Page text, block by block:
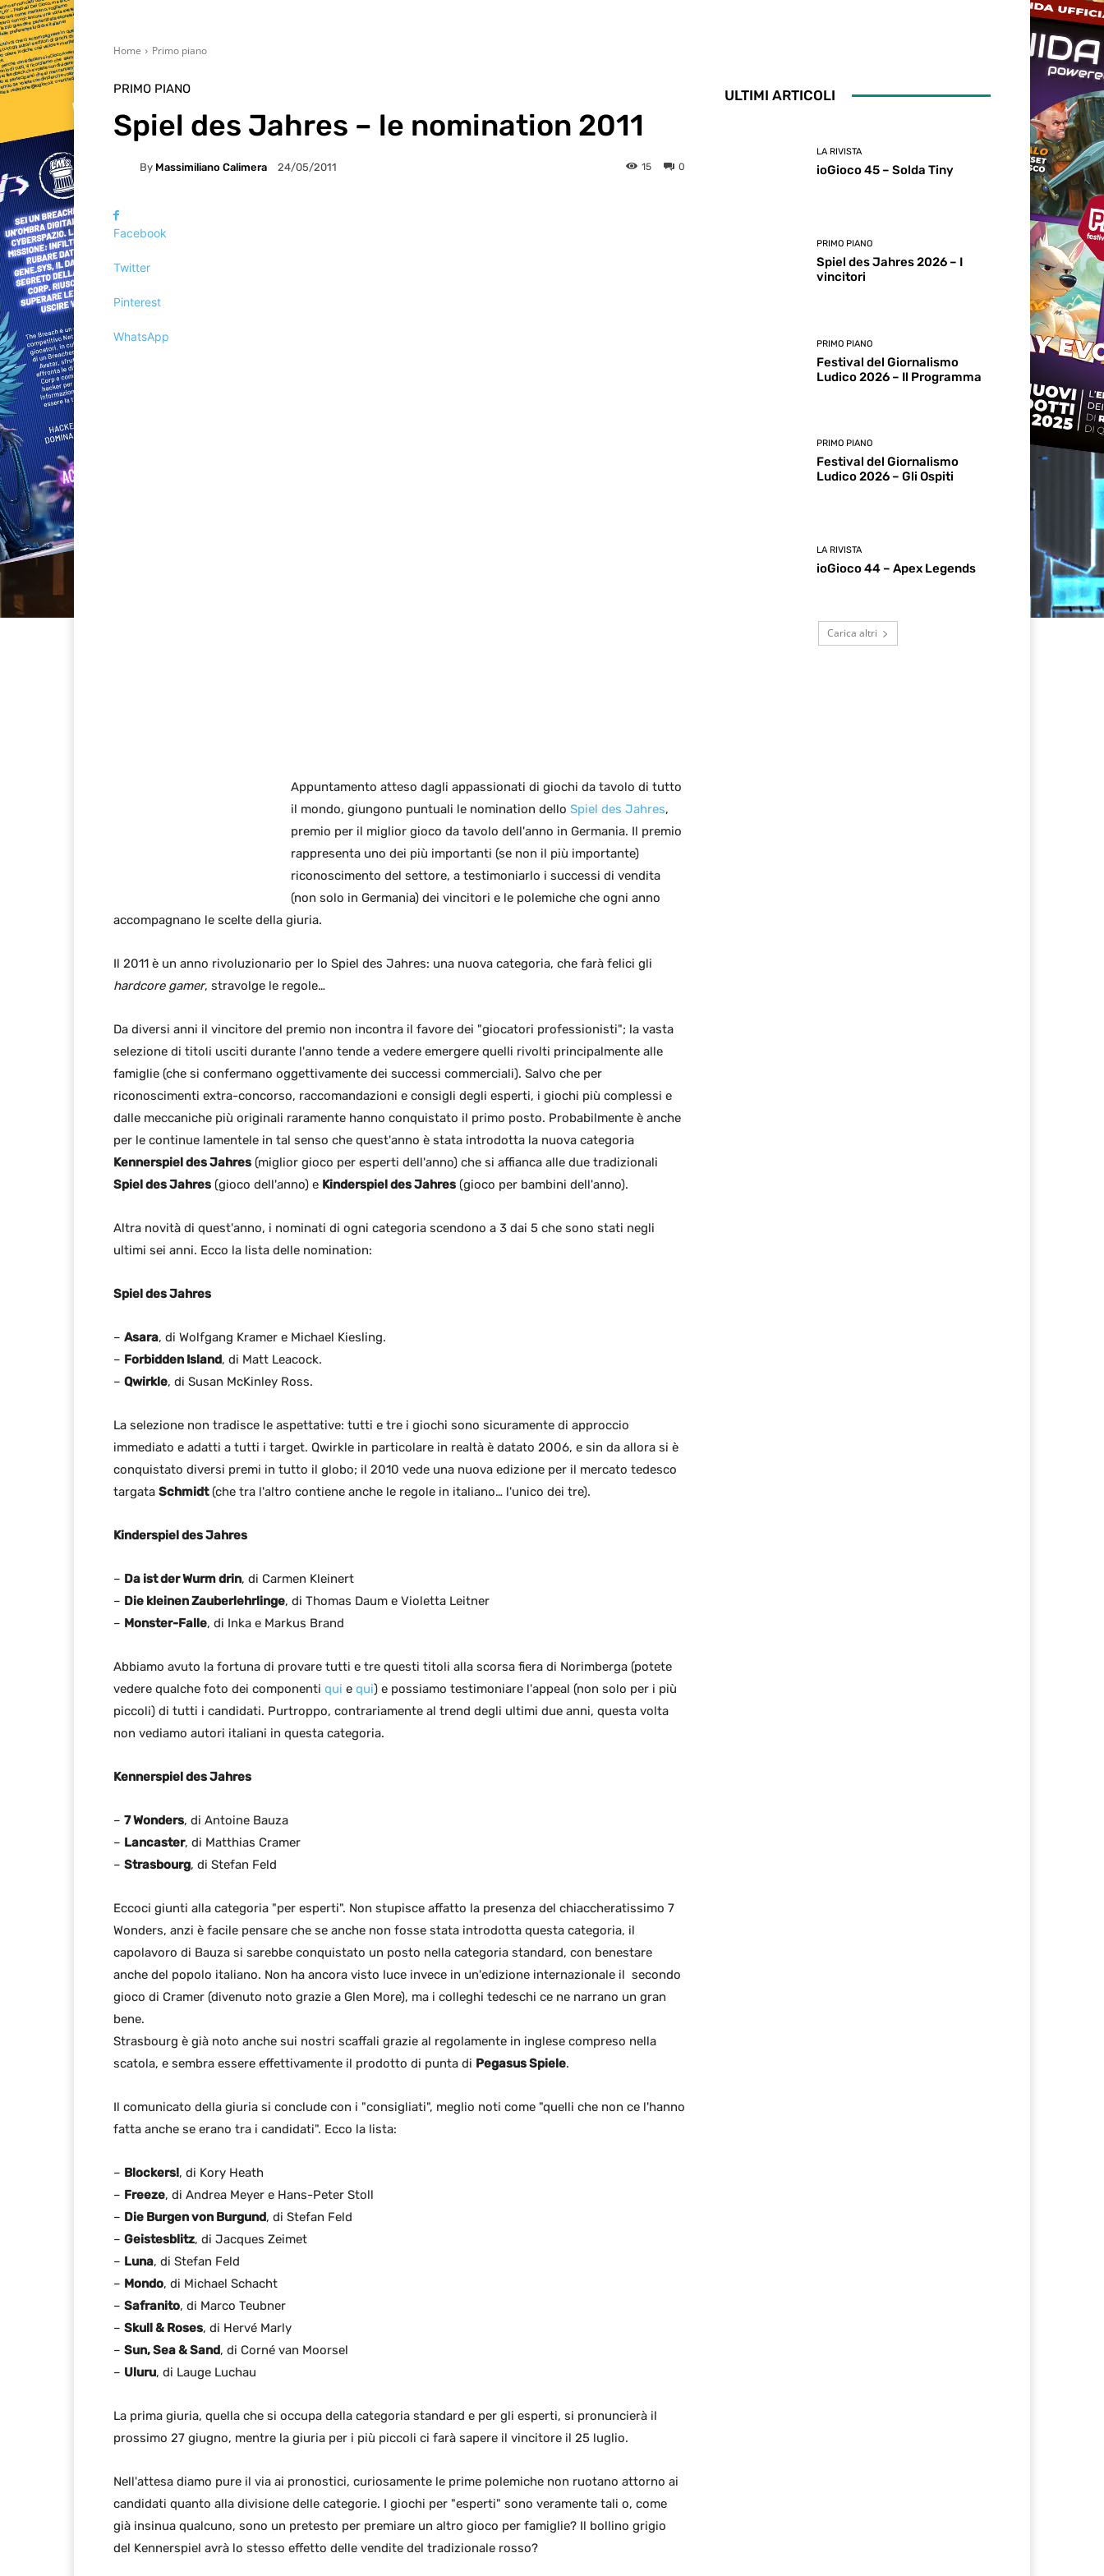
Home Primo piano
PRIMO PIANO
Spiel des Jahres – le nomination 2011
By Massimiliano Calimera 24/05/2011 0
15
Facebook
Twitter
Pinterest
WhatsApp
Appuntamento atteso dagli appassionati di giochi da tavolo di tutto
il mondo, giungono puntuali le nomination dello Spiel des Jahres,
premio per il miglior gioco da tavolo dell'anno in Germania. Il premio
rappresenta uno dei più importanti (se non il più importante)
riconoscimento del settore, a testimoniarlo i successi di vendita
(non solo in Germania) dei vincitori e le polemiche che ogni anno
accompagnano le scelte della giuria.
Il 2011 è un anno rivoluzionario per lo Spiel des Jahres: una nuova categoria, che farà felici gli
hardcore gamer, stravolge le regole…
Da diversi anni il vincitore del premio non incontra il favore dei "giocatori professionisti"; la vasta
selezione di titoli usciti durante l'anno tende a vedere emergere quelli rivolti principalmente alle
famiglie (che si confermano oggettivamente dei successi commerciali). Salvo che per
riconoscimenti extra-concorso, raccomandazioni e consigli degli esperti, i giochi più complessi e
dalle meccaniche più originali raramente hanno conquistato il primo posto. Probabilmente è anche
per le continue lamentele in tal senso che quest'anno è stata introdotta la nuova categoria
Kennerspiel des Jahres (miglior gioco per esperti dell'anno) che si affianca alle due tradizionali
Spiel des Jahres (gioco dell'anno) e Kinderspiel des Jahres (gioco per bambini dell'anno).
Altra novità di quest'anno, i nominati di ogni categoria scendono a 3 dai 5 che sono stati negli
ultimi sei anni. Ecco la lista delle nomination:
Spiel des Jahres
– Asara, di Wolfgang Kramer e Michael Kiesling.
– Forbidden Island, di Matt Leacock.
– Qwirkle, di Susan McKinley Ross.
La selezione non tradisce le aspettative: tutti e tre i giochi sono sicuramente di approccio
immediato e adatti a tutti i target. Qwirkle in particolare in realtà è datato 2006, e sin da allora si è
conquistato diversi premi in tutto il globo; il 2010 vede una nuova edizione per il mercato tedesco
targata Schmidt(che tra l'altro contiene anche le regole in italiano… l'unico dei tre).
Kinderspiel des Jahres
– Da ist der Wurm drin, di Carmen Kleinert
– Die kleinen Zauberlehrlinge, di Thomas Daum e Violetta Leitner
– Monster-Falle, di Inka e Markus Brand
Abbiamo avuto la fortuna di provare tutti e tre questi titoli alla scorsa fiera di Norimberga (potete
vedere qualche foto dei componenti qui e qui) e possiamo testimoniare l'appeal (non solo per i più
piccoli) di tutti i candidati. Purtroppo, contrariamente al trend degli ultimi due anni, questa volta
non vediamo autori italiani in questa categoria.
Kennerspiel des Jahres
– 7 Wonders, di Antoine Bauza
– Lancaster, di Matthias Cramer
– Strasbourg, di Stefan Feld
Eccoci giunti alla categoria "per esperti". Non stupisce affatto la presenza del chiaccheratissimo 7
Wonders, anzi è facile pensare che se anche non fosse stata introdotta questa categoria, il
capolavoro di Bauza si sarebbe conquistato un posto nella categoria standard, con benestare
anche del popolo italiano. Non ha ancora visto luce invece in un'edizione internazionale il secondo
gioco di Cramer (divenuto noto grazie a Glen More), ma i colleghi tedeschi ce ne narrano un gran
bene.
Strasbourg è già noto anche sui nostri scaffali grazie al regolamente in inglese compreso nella
scatola, e sembra essere effettivamente il prodotto di punta di Pegasus Spiele.
Il comunicato della giuria si conclude con i "consigliati", meglio noti come "quelli che non ce l'hanno
fatta anche se erano tra i candidati". Ecco la lista:
– Blockers!, di Kory Heath
– Freeze, di Andrea Meyer e Hans-Peter Stoll
– Die Burgen von Burgund, di Stefan Feld
– Geistesblitz, di Jacques Zeimet
– Luna, di Stefan Feld
– Mondo, di Michael Schacht
– Safranito, di Marco Teubner
– Skull & Roses, di Hervé Marly
– Sun, Sea & Sand, di Corné van Moorsel
– Uluru, di Lauge Luchau
La prima giuria, quella che si occupa della categoria standard e per gli esperti, si pronuncierà il
prossimo 27 giugno, mentre la giuria per i più piccoli ci farà sapere il vincitore il 25 luglio.
Nell'attesa diamo pure il via ai pronostici, curiosamente le prime polemiche non ruotano attorno ai
candidati quanto alla divisione delle categorie. I giochi per "esperti" sono veramente tali o, come
già insinua qualcuno, sono un pretesto per premiare un altro gioco per famiglie? Il bollino grigio
del Kennerspiel avrà lo stesso effetto delle vendite del tradizionale rosso?
ULTIMI ARTICOLI
LA RIVISTA
ioGioco 45 – Solda Tiny
PRIMO PIANO
Spiel des Jahres 2026 – I
vincitori
PRIMO PIANO
Festival del Giornalismo
Ludico 2026 – Il Programma
PRIMO PIANO
Festival del Giornalismo
Ludico 2026 – Gli Ospiti
LA RIVISTA
ioGioco 44 – Apex Legends
Carica altri